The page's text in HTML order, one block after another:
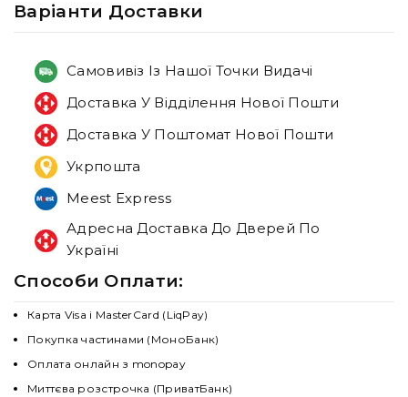
Варiанти Доставки
Самовивіз Із Нашої Точки Видачі
Доставка У Відділення Нової Пошти
Доставка У Поштомат Нової Пошти
Укрпошта
Meest Express
Адресна Доставка До Дверей По
Україні
Способи Оплати:
Карта Visa і MasterCard (LiqPay)
Покупка частинами (МоноБанк)
Оплата онлайн з monopay
Миттєва розстрочка (ПриватБанк)